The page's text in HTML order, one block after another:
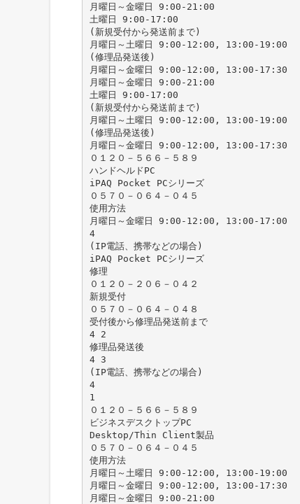
月曜日～金曜日 9:00-21:00
土曜日 9:00-17:00
(新規受付から発送前まで)
月曜日～土曜日 9:00-12:00, 13:00-19:00
(修理品発送後)
月曜日～金曜日 9:00-12:00, 13:00-17:30
月曜日～金曜日 9:00-21:00
土曜日 9:00-17:00
(新規受付から発送前まで)
月曜日～土曜日 9:00-12:00, 13:00-19:00
(修理品発送後)
月曜日～金曜日 9:00-12:00, 13:00-17:30
０１２０－５６６－５８９
ハンドヘルドPC
iPAQ Pocket PCシリーズ
０５７０－０６４－０４５
使用方法
月曜日～金曜日 9:00-12:00, 13:00-17:00
4
(IP電話、携帯などの場合)
iPAQ Pocket PCシリーズ
修理
０１２０－２０６－０４２
新規受付
０５７０－０６４－０４８
受付後から修理品発送前まで
4 2
修理品発送後
4 3
(IP電話、携帯などの場合)
4
1
０１２０－５６６－５８９
ビジネスデスクトップPC
Desktop/Thin Client製品
０５７０－０６４－０４５
使用方法
月曜日～土曜日 9:00-12:00, 13:00-19:00
月曜日～金曜日 9:00-12:00, 13:00-17:30
月曜日～金曜日 9:00-21:00